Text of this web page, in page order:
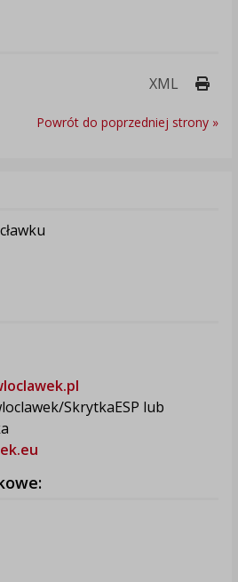
XML
Powrót do poprzedniej strony »
SkrytkaESP lub